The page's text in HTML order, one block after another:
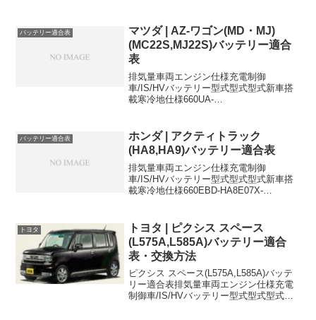
バッテリー適合表
マツダ | AZ-ワゴン(MD・MJ)
(MC22S,MJ22S)バッテリー適合
表
排気量車両エンジン仕様充電制御
車/IS/HVバッテリー型式型式型式新車搭
載寒冷地仕様660UA-
MC22SK6ARR28B17L3...
バッテリー適合表
ホンダ | アクティトラック
(HA8,HA9)バッテリー適合表
排気量車両エンジン仕様充電制御
車/IS/HVバッテリー型式型式型式新車搭
載寒冷地仕様660EBD-HA8E07X-
めバッテリーは...
トヨタ
トヨタ | ピクシス スペース
(L575A,L585A)バッテリー適合
表・交換方法
ピクシス スペース(L575A,L585A)バッテ
リー適合表排気量車両エンジン仕様充電
制御車/IS/HVバッテリー型式型式型式新